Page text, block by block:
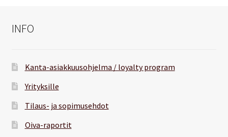
INFO
Kanta-asiakkuusohjelma / loyalty program
Yrityksille
Tilaus- ja sopimusehdot
Oiva-raportit